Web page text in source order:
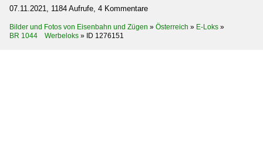
07.11.2021, 1184 Aufrufe, 4 Kommentare
Bilder und Fotos von Eisenbahn und Zügen » Österreich » E-Loks »
BR 1044 Werbeloks » ID 1276151